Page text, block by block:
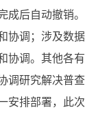
成后自动撤销
协调；涉及数
协调。其他各
调研究解决普
安排部署，此